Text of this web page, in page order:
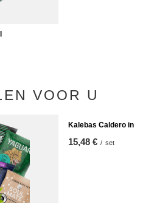
VOOR U
Kalebas Caldero
15,48 € / set